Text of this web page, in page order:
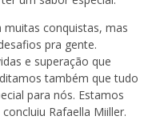
conquistas, mas
pra gente.
e superação que
também que tudo
para nós. Estamos
Rafaella Miiller.